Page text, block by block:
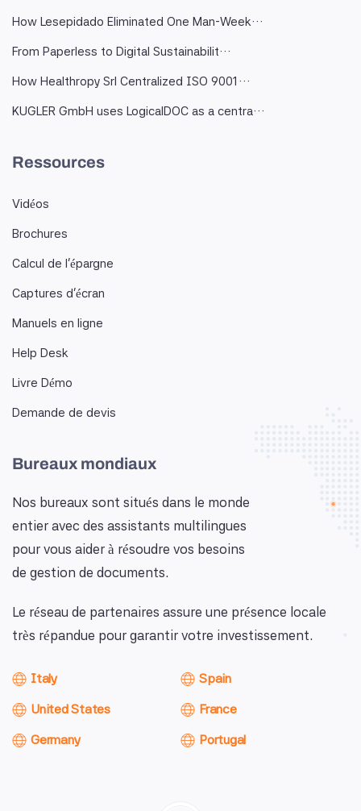
How Lesepidado Eliminated One Man-Week…
From Paperless to Digital Sustainabilit…
How Healthropy Srl Centralized ISO 9001…
KUGLER GmbH uses LogicalDOC as a centra…
Ressources
Vidéos
Brochures
Calcul de l'épargne
Captures d'écran
Manuels en ligne
Help Desk
Livre Démo
Demande de devis
Bureaux mondiaux
Nos bureaux sont situés dans le monde
entier avec des assistants multilingues
pour vous aider à résoudre vos besoins
de gestion de documents.
Le réseau de partenaires assure une présence locale
très répandue pour garantir votre investissement.
Italy
United States
Germany
Spain
France
Portugal